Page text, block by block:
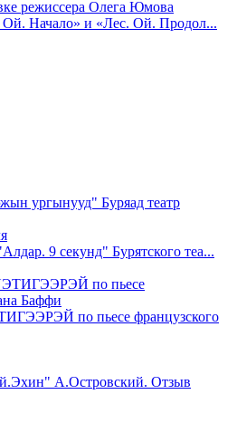
Ой. Начало» и «Лес. Ой. Продол...
ургынууд" Буряад театр
9 секунд" Бурятского теа...
по пьесе французского
А.Островский. Отзыв